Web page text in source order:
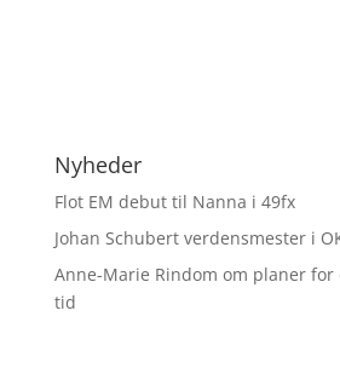
Nyheder
Flot EM debut til Nanna i 49fx
Johan Schubert verdensmester i
Anne-Marie Rindom om planer for
tid